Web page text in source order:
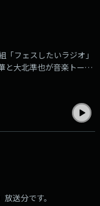
フェスしたいラジオ」
と大北準也が音楽トーク
レスfes@obc1314.com
送分です。